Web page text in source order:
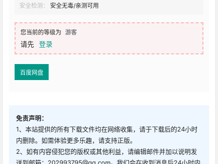
安全检测：
安全无毒/亲测可用
您当前的等级为 游客
请先 登录
百度网盘
免责声明：
1、本站提供的所有下载文件均在网络收集，请于下载后的24小时
内删除。如需体验更多乐趣，请支持正版。
2、如有内容侵犯您的版权或其他利益，请编辑邮件并加以说明发
送到邮箱：202993795@qq.com。我们会在收到消息后24小时内